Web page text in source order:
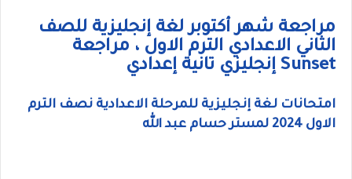
مراجعة شهر أكتوبر لغة إنجليزية للصف
الثاني الاعدادي الترم الاول ، مراجعة
Sunset إنجليزي تانية إعدادي
امتحانات لغة إنجليزية للمرحلة الاعدادية نصف الترم
الاول 2024 لمستر حسام عبد الله